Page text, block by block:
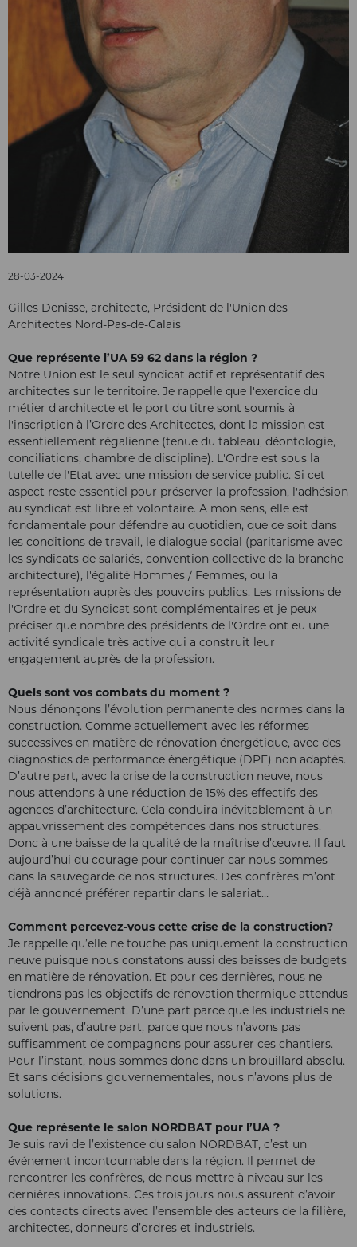
28-03-2024
Gilles Denisse, architecte, Président de l'Union des
Architectes Nord-Pas-de-Calais
Que représente l’UA 59 62 dans la région ?
Notre Union est le seul syndicat actif et représentatif des
architectes sur le territoire. Je rappelle que l'exercice du
métier d'architecte et le port du titre sont soumis à
l'inscription à l’Ordre des Architectes, dont la mission est
essentiellement régalienne (tenue du tableau, déontologie,
conciliations, chambre de discipline). L'Ordre est sous la
tutelle de l'Etat avec une mission de service public. Si cet
aspect reste essentiel pour préserver la profession, l'adhésion
au syndicat est libre et volontaire. A mon sens, elle est
fondamentale pour défendre au quotidien, que ce soit dans
les conditions de travail, le dialogue social (paritarisme avec
les syndicats de salariés, convention collective de la branche
architecture), l'égalité Hommes / Femmes, ou la
représentation auprès des pouvoirs publics. Les missions de
l'Ordre et du Syndicat sont complémentaires et je peux
préciser que nombre des présidents de l'Ordre ont eu une
activité syndicale très active qui a construit leur
engagement auprès de la profession.
Quels sont vos combats du moment ?
Nous dénonçons l’évolution permanente des normes dans la
construction. Comme actuellement avec les réformes
successives en matière de rénovation énergétique, avec des
diagnostics de performance énergétique (DPE) non adaptés.
D’autre part, avec la crise de la construction neuve, nous
nous attendons à une réduction de 15% des effectifs des
agences d’architecture. Cela conduira inévitablement à un
appauvrissement des compétences dans nos structures.
Donc à une baisse de la qualité de la maîtrise d’œuvre. Il faut
aujourd’hui du courage pour continuer car nous sommes
dans la sauvegarde de nos structures. Des confrères m’ont
déjà annoncé préférer repartir dans le salariat…
Comment percevez-vous cette crise de la construction?
Je rappelle qu’elle ne touche pas uniquement la construction
neuve puisque nous constatons aussi des baisses de budgets
en matière de rénovation. Et pour ces dernières, nous ne
tiendrons pas les objectifs de rénovation thermique attendus
par le gouvernement. D’une part parce que les industriels ne
suivent pas, d’autre part, parce que nous n’avons pas
suffisamment de compagnons pour assurer ces chantiers.
Pour l’instant, nous sommes donc dans un brouillard absolu.
Et sans décisions gouvernementales, nous n’avons plus de
solutions.
Que représente le salon NORDBAT pour l’UA ?
Je suis ravi de l’existence du salon NORDBAT, c’est un
événement incontournable dans la région. Il permet de
rencontrer les confrères, de nous mettre à niveau sur les
dernières innovations. Ces trois jours nous assurent d’avoir
des contacts directs avec l’ensemble des acteurs de la filière,
architectes, donneurs d’ordres et industriels.